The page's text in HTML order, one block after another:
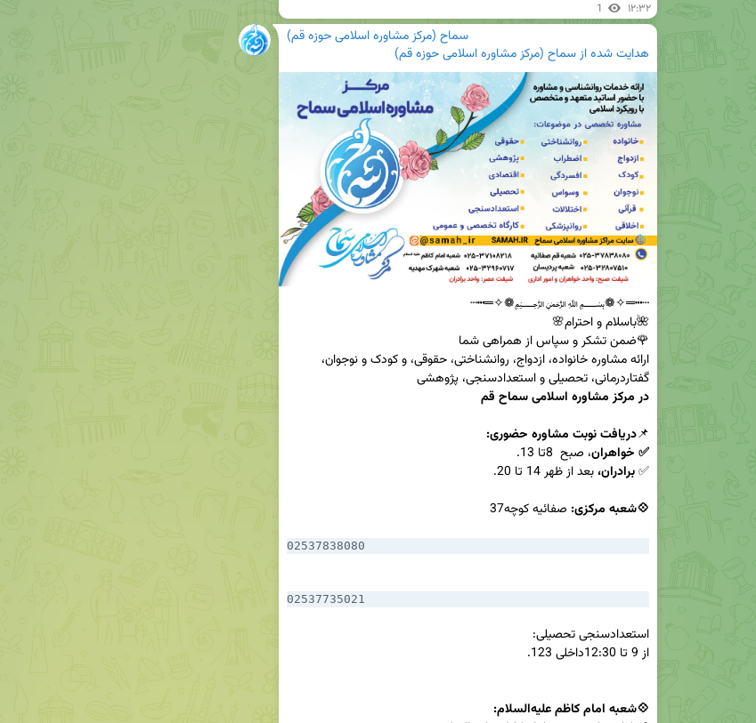
1 ۱۲:۳۲
سماح (مرکز مشاوره اسلامی حوزه قم)
هدایت شده ازسماح (مرکز مشاوره اسلامی حوزه قم)
گفتاردرمانی، تحصیلی و استعدادسنجی، پژوهشی
📌
✅ خواهران
✅ برادران،
💠شعبه مرکزی:
02537838080
‌02537735021
💠شعبه امام کاظم علیه‌السلام: